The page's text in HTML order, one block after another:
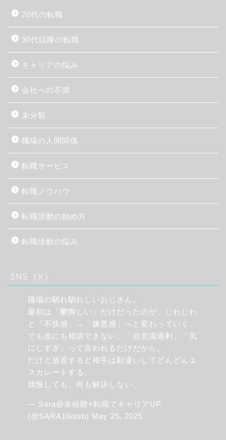
20代の転職
30代以降の転職
キャリアの悩み
会社への不満
未分類
職場の人間関係
転職サービス
転職ノウハウ
転職活動の始め方
転職活動の悩み
SNS（X）
職場の馴れ馴れしいおじさん。
最初は「鬱陶しい」だけだったのが、じわじわ
と「不快感」→「嫌悪感」へと変わっていく。
でも誰にも相談できない。「自意識過剰」「気
にしすぎ」って言われるだけだから。
だけど放置すると相手は勘違いしてどんどんエ
スカレートする。
我慢しても、何も解決しない。
— Sara@未経験×転職でキャリアUP
(@SARA18olsb) May 25, 2025